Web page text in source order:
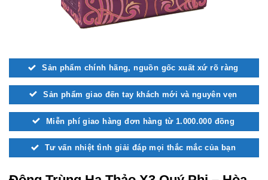
Sản phẩm chính hãng, nguồn gốc xuất xứ rõ ràng
Sản phẩm giao đến tay khách mới và nguyên vẹn
Miễn phí giao hàng đơn hàng từ 1.000.000 đồng
Tư vấn nhiệt tình giải đáp mọi thắc mắc của bạn